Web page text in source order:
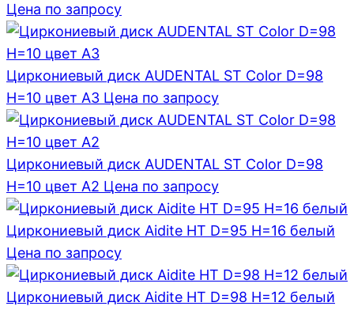
Цена по запросу
Циркониевый диск AUDENTAL ST Color D=98
H=10 цвет A3 Цена по запросу
Циркониевый диск AUDENTAL ST Color D=98
H=10 цвет A2 Цена по запросу
Циркониевый диск Aidite HT D=95 H=16 белый
Цена по запросу
Циркониевый диск Aidite HT D=98 H=12 белый